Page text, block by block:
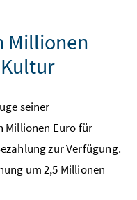
Millionen
seiner
Millionen Euro für
zur Verfügung.
um 2,5 Millionen